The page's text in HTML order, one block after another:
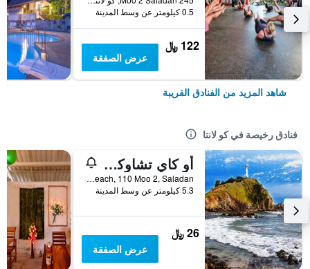
0.5 كيلومتر عن وسط المدينة
122 ﷼
عرض الصفقة
شاهد المزيد من الفنادق القريبة
فنادق رخيصة في كو لانتا
أو كاي تشاوكوه بونجالو
Longbeach, 110 Moo 2, Saladan, كو لانتا, تايلاند
5.3 كيلومتر عن وسط المدينة
26 ﷼
عرض الصفقة